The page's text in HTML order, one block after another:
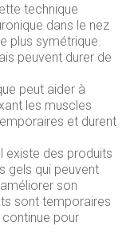
technique
dans le nez
plus symétrique.
peuvent durer de
peut aider à
les muscles
et durent
existe des produits
gels qui peuvent
son
sont temporaires
pour